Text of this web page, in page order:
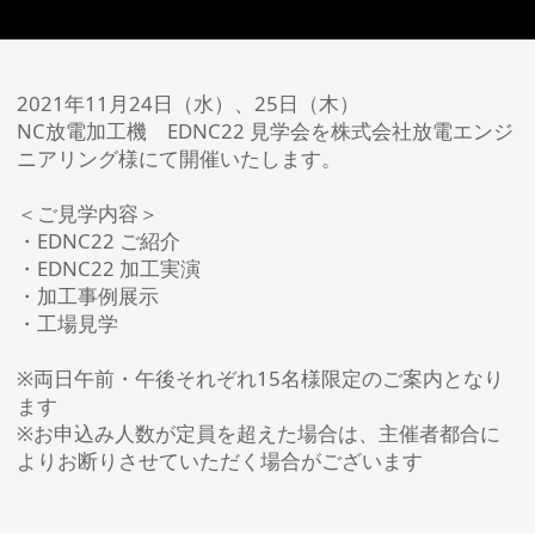
2021年11月24日（水）、25日（木）
NC放電加工機 EDNC22 見学会を株式会社放電エンジ
ニアリング様にて開催いたします。
＜ご見学内容＞
・EDNC22 ご紹介
・EDNC22 加工実演
・加工事例展示
・工場見学
※両日午前・午後それぞれ15名様限定のご案内となり
ます
※お申込み人数が定員を超えた場合は、主催者都合に
よりお断りさせていただく場合がございます